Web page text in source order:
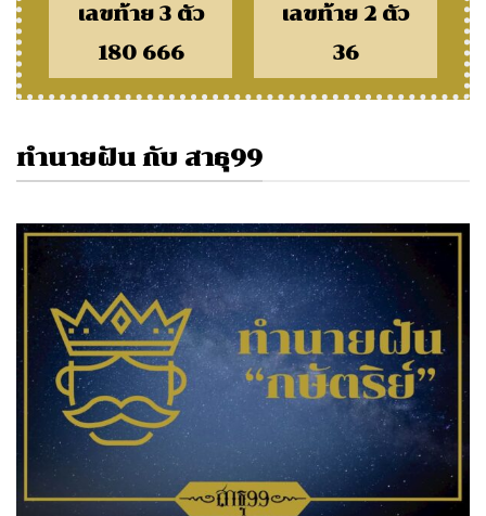
เลขท้าย 3 ตัว
180 666
เลขท้าย 2 ตัว
36
ทำนายฝัน กับ สาธุ99